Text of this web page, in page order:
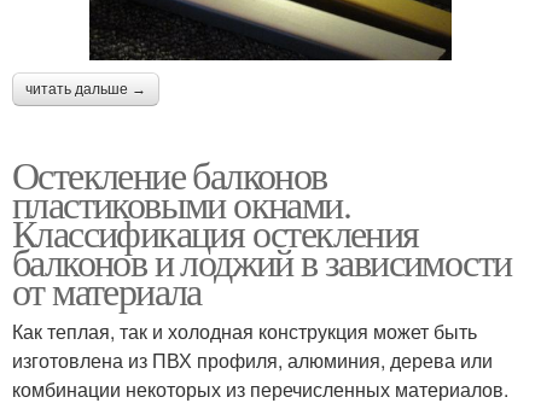
читать дальше →
Остекление балконов
пластиковыми окнами.
Классификация остекления
балконов и лоджий в зависимости
от материала
Как теплая, так и холодная конструкция может быть
изготовлена из ПВХ профиля, алюминия, дерева или
комбинации некоторых из перечисленных материалов.